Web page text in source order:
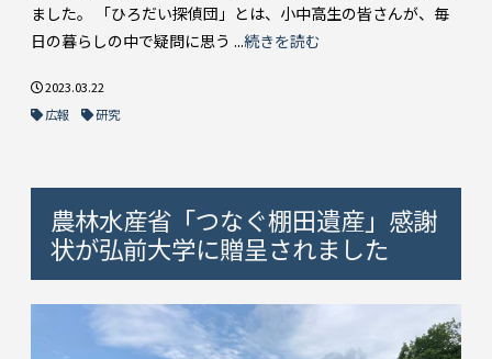
ました。 「ひろだい探偵団」とは、小中高生の皆さんが、毎
日の暮らしの中で疑問に思う ...続きを読む
2023.03.22
広報
研究
農林水産省「つなぐ棚田遺産」感謝
状が弘前大学に贈呈されました